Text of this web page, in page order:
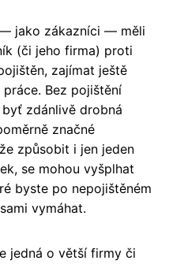
jako zákazníci — měli
(či jeho firma) proti
zajímat ještě
Bez pojištění
zdánlivě drobná
značné
způsobit i jen jeden
se mohou vyšplhat
byste po nepojištěném
vymáhat.
jedná o větší firmy či